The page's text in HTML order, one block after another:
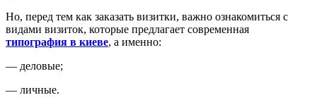
Но, перед тем как заказать визитки, важно ознакомиться с
видами визиток, которые предлагает современная
типография в киеве, а именно:
— деловые;
— личные.